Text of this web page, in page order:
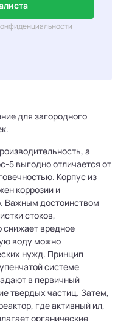
для загородного
а
5 выгодно отличается от
Корпус из
коррозии и
Важным достоинством
стоков,
снижает вредное
воду можно
нужд. Принцип
системе
в первичный
твердых частиц. Затем,
где активный ил,
органические